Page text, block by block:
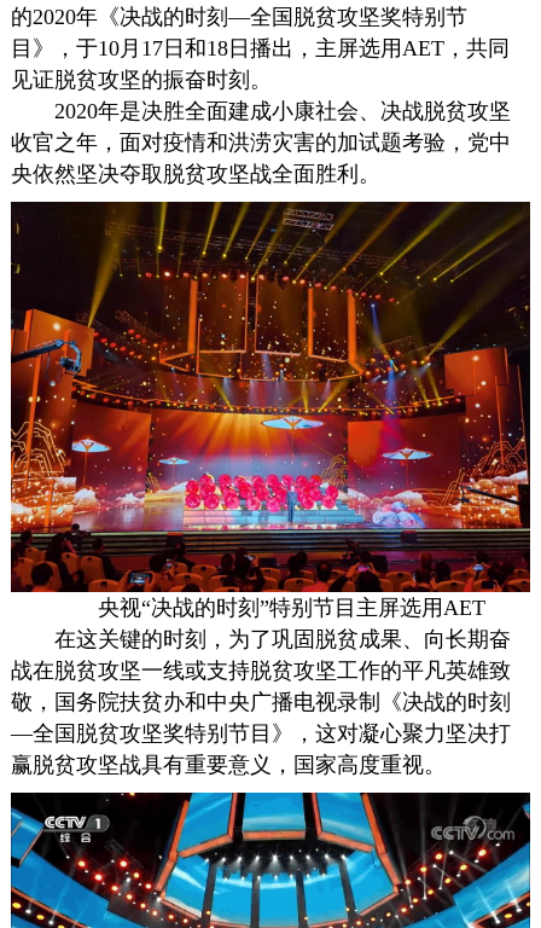
的2020年《决战的时刻—全国脱贫攻坚奖特别节
目》，于10月17日和18日播出，主屏选用AET，共同
见证脱贫攻坚的振奋时刻。
2020年是决胜全面建成小康社会、决战脱贫攻坚
收官之年，面对疫情和洪涝灾害的加试题考验，党中
央依然坚决夺取脱贫攻坚战全面胜利。
央视“决战的时刻”特别节目主屏选用AET
在这关键的时刻，为了巩固脱贫成果、向长期奋
战在脱贫攻坚一线或支持脱贫攻坚工作的平凡英雄致
敬，国务院扶贫办和中央广播电视录制《决战的时刻
—全国脱贫攻坚奖特别节目》，这对凝心聚力坚决打
赢脱贫攻坚战具有重要意义，国家高度重视。